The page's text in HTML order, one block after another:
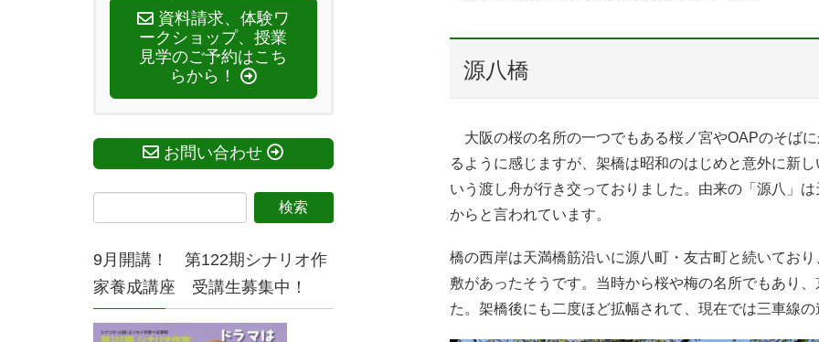
源八橋
大阪の桜の名所の一つでもある桜ノ宮やOAPのそば
るように感じますが、架橋は昭和のはじめと意外に新
いう渡し舟が行き交っておりました。由来の「源八」
からと言われています。
橋の西岸は天満橋筋沿いに源八町・友古町と続いてお
敷があったそうです。当時から桜や梅の名所でもあり
た。架橋後にも二度ほど拡幅されて、現在では三車線
資料請求、体験ワ
ークショップ、授業
見学のご予約はこち
らから！
お問い合わせ
9月開講！ 第122期シナリオ作
家養成講座 受講生募集中！